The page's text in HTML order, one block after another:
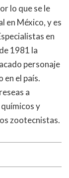
lo que se le
en México, y es
en
1981 la
personaje
en el país.
a
y
zootecnistas.